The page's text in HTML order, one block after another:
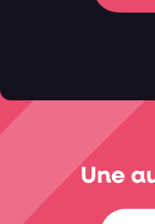
Une